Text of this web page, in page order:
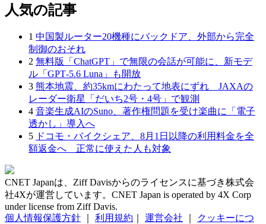
人気の記事
1 中国製ルーター20機種にバックドア、外部から完全
制御のおそれ
2 無料版「ChatGPT」で無限の会話が可能に、新モデ
ル「GPT‑5.6 Luna」も開放
3 熊本地震、約35kmにわたって地表にずれ JAXAの
レーダー衛星「だいち2号・4号」で観測
4 音楽生成AIのSuno、著作権問題を受け楽曲に「電子
透かし」導入へ
5 ドコモ・バイクシェア、8月1日以降の利用料金を全
額返金へ 正常に使えた人も対象
CNET Japanは、Ziff Davisからのライセンスに基づき株式会
社4Xが運営しています。CNET Japan is operated by 4X Corp
under license from Ziff Davis.
個人情報保護方針
利用規約 運営会社
クッキーにつ